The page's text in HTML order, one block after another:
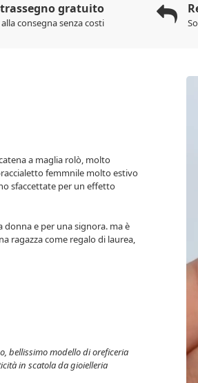
gratuito
alla consegna senza costi
a maglia rolò, molto
femmnile molto estivo
sfaccettate per un effetto
e per una signora. ma è
ragazza come regalo di laurea,
bellissimo modello di oreficeria
in scatola da gioielleria